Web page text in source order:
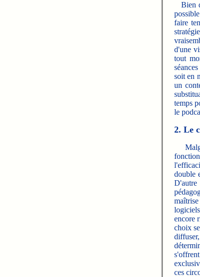
Bien
faire
d'une
tout
soit en
un
temps
le
2. Le
double
encore
choix
ces